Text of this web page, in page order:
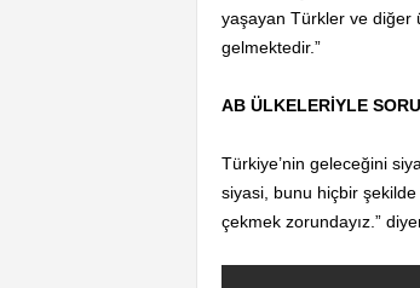
yaşayan Türkler ve diğer
gelmektedir.”
AB ÜLKELERİYLE
Türkiye’nin geleceğini
siyasi, bunu hiçbir şekilde
çekmek zorundayız.”